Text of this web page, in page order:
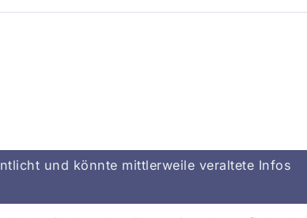
und könnte mittlerweile veraltete Infos